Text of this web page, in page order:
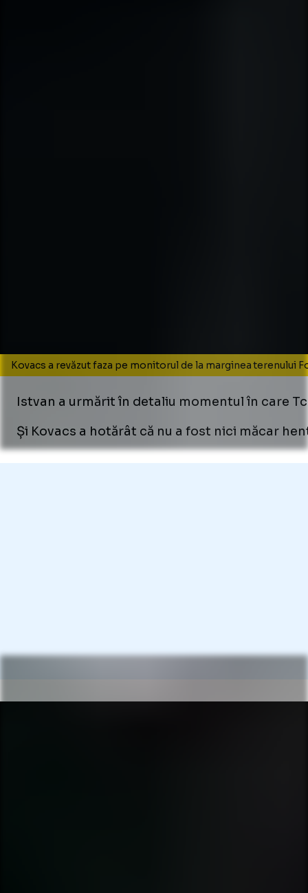
Kovacs a revăzut faza pe monitorul de la marginea terenului
Istvan a urmărit în detaliu momentul în care
Și Kovacs a hotărât că nu a fost nici măcar